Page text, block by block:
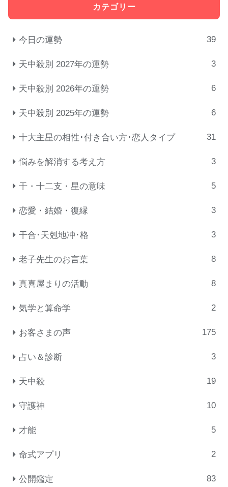
カテゴリー
今日の運勢 39
天中殺別 2027年の運勢 3
天中殺別 2026年の運勢 6
天中殺別 2025年の運勢 6
十大主星の相性･付き合い方･恋人タイプ 31
悩みを解消する考え方 3
干・十二支・星の意味 5
恋愛・結婚・復縁 3
干合･天剋地冲･格 3
老子先生のお言葉 8
真喜屋まりの活動 8
気学と算命学 2
お客さまの声 175
占い＆診断 3
天中殺 19
守護神 10
才能 5
命式アプリ 2
公開鑑定 83